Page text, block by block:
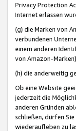
Privacy Protection
Internet erlassen
(g) die Marken von
verbundenen
einem anderen
von Amazon-
(h) die anderweitig
Ob eine Website
jederzeit die
anderen Gründen
schließen, dürfen
wiederaufleben zu